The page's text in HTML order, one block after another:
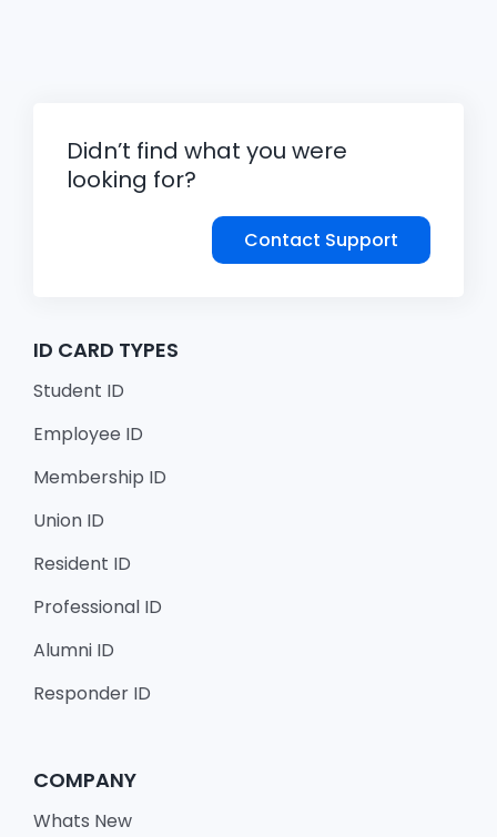
Didn’t find what you were
looking for?
Contact Support
ID CARD TYPES
Student ID
Employee ID
Membership ID
Union ID
Resident ID
Professional ID
Alumni ID
Responder ID
COMPANY
Whats New